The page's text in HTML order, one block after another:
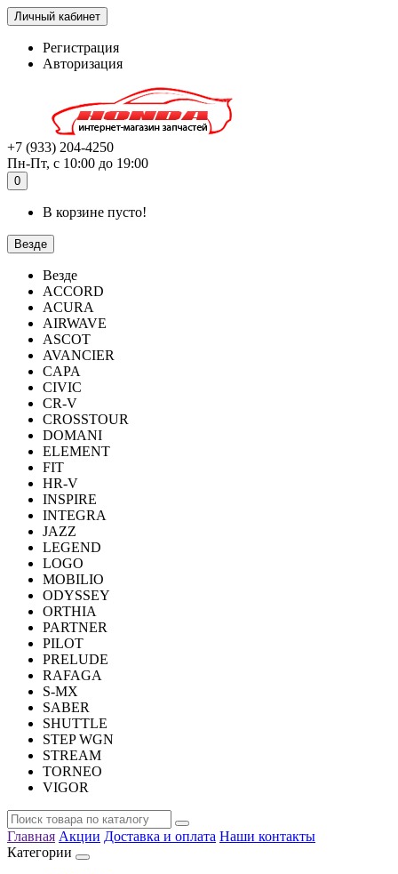
Личный кабинет
Регистрация
Авторизация
+7 (933) 204-4250
Пн-Пт, с 10:00 до 19:00
0
В корзине пусто!
Везде
Везде
ACCORD
ACURA
AIRWAVE
ASCOT
AVANCIER
CAPA
CIVIC
CR-V
CROSSTOUR
DOMANI
ELEMENT
FIT
HR-V
INSPIRE
INTEGRA
JAZZ
LEGEND
LOGO
MOBILIO
ODYSSEY
ORTHIA
PARTNER
PILOT
PRELUDE
RAFAGA
S-MX
SABER
SHUTTLE
STEP WGN
STREAM
TORNEO
VIGOR
Главная Акции Доставка и оплата Наши контакты
Категории